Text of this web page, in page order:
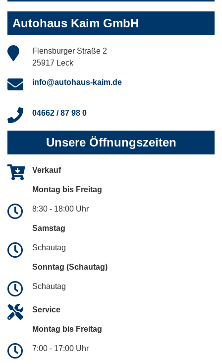
Autohaus Kaim GmbH
Flensburger Straße 2
25917 Leck
info@autohaus-kaim.de
04662 / 87 98 0
Unsere Öffnungszeiten
Verkauf
Montag bis Freitag
8:30 - 18:00 Uhr
Samstag
Schautag
Sonntag (Schautag)
Schautag
Service
Montag bis Freitag
7:00 - 17:00 Uhr